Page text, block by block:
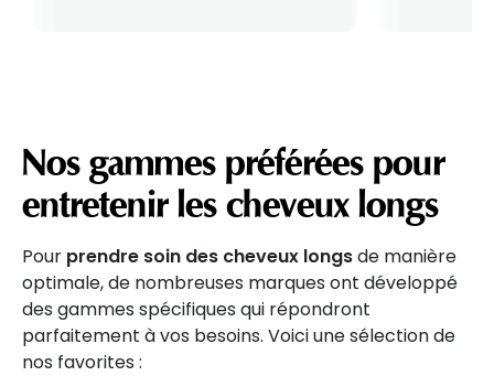
Nos gammes préférées pour
entretenir les cheveux longs
Pour prendre soin des cheveux longsde manière
optimale, de nombreuses marques ont développé
des gammes spécifiques qui répondront
parfaitement à vos besoins. Voici une sélection de
nos favorites :